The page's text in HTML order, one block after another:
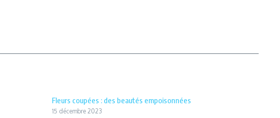
Fleurs coupées : des beautés empoisonnées
15 décembre 2023